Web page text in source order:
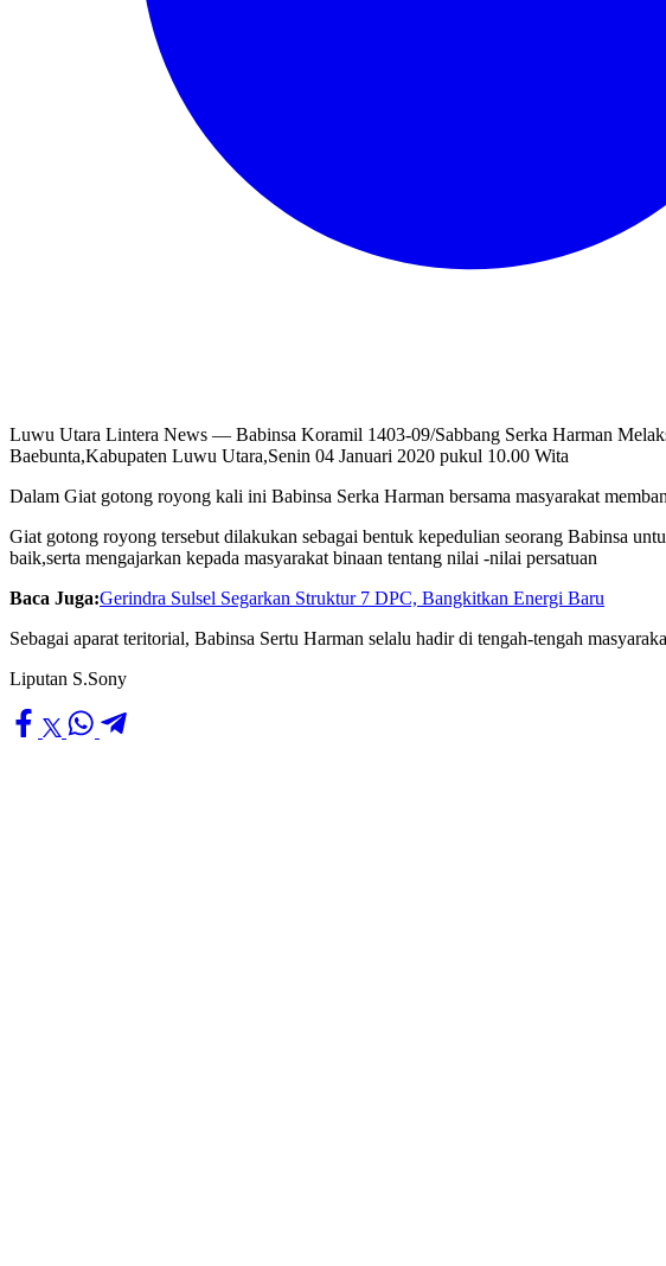
Luwu Utara Lintera News — Babinsa Koramil 1403-09/Sabbang Serka Harman
Baebunta,Kabupaten Luwu Utara,Senin 04 Januari 2020 pukul 10.00 Wita
Dalam Giat gotong royong kali ini Babinsa Serka Harman bersama masyarakat
Giat gotong royong tersebut dilakukan sebagai bentuk kepedulian seorang Babinsa
baik,serta mengajarkan kepada masyarakat binaan tentang nilai -nilai persatuan
Baca Juga:Gerindra Sulsel Segarkan Struktur 7 DPC, Bangkitkan Energi Baru
Sebagai aparat teritorial, Babinsa Sertu Harman selalu hadir di tengah-tengah
Liputan S.Sony